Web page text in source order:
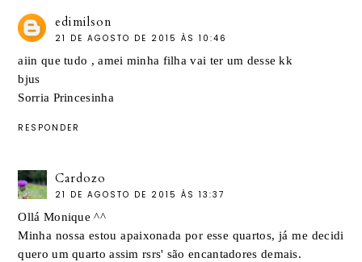
edimilson
21 DE AGOSTO DE 2015 ÀS 10:46
aiin que tudo , amei minha filha vai ter um desse kk
bjus
Sorria Princesinha
RESPONDER
Cardozo
21 DE AGOSTO DE 2015 ÀS 13:37
Ollá Monique ^^
Minha nossa estou apaixonada por esse quartos, já me decidi
quero um quarto assim rsrs' são encantadores demais.